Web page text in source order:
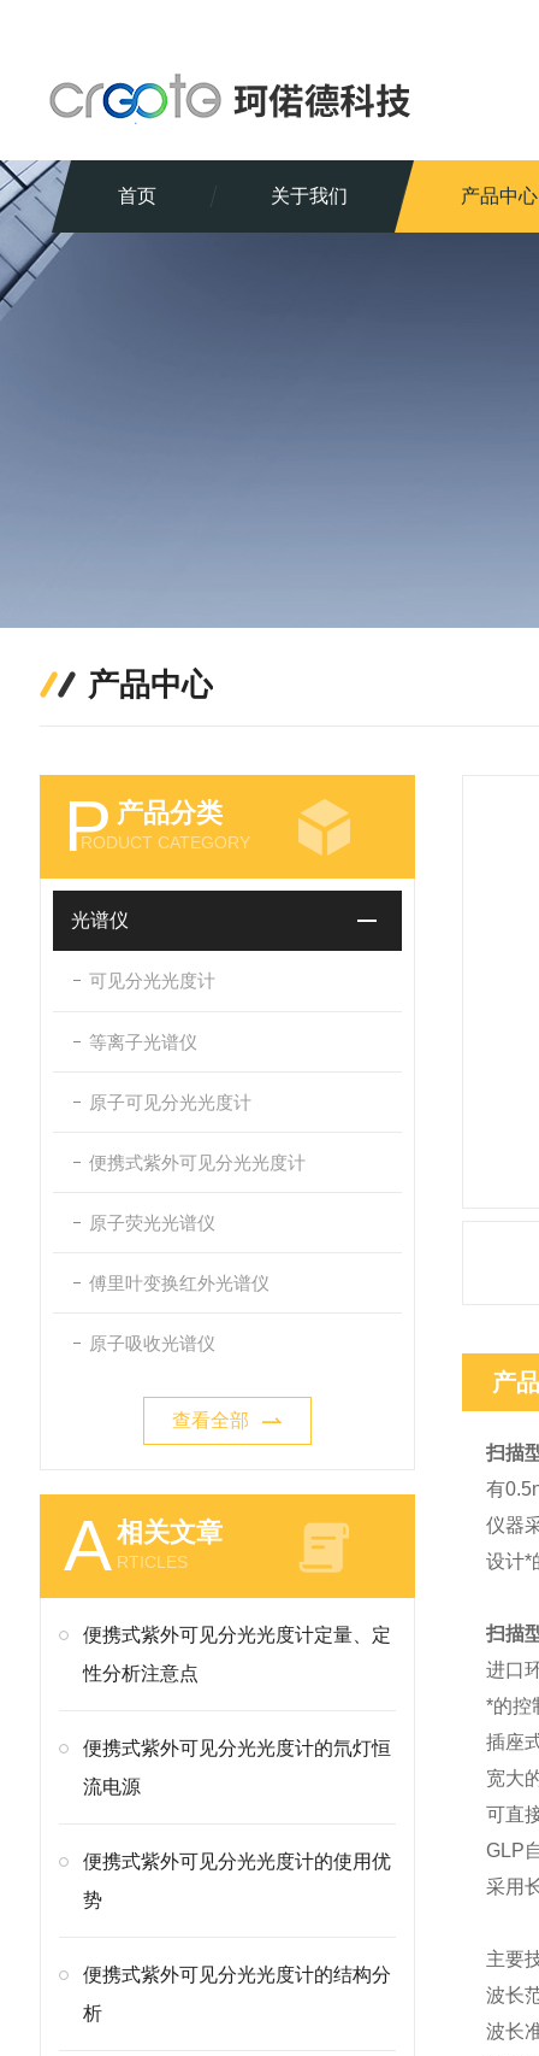
首页 关于我们 产品中心
产品中心
P 产品分类
RODUCT CATEGORY
光谱仪
可见分光光度计
等离子光谱仪
原子可见分光光度计
便携式紫外可见分光光度计
原子荧光光谱仪
傅里叶变换红外光谱仪
原子吸收光谱仪
查看全部
A相关文章
RTICLES
便携式紫外可见分光光度计定量、定
性分析注意点
便携式紫外可见分光光度计的氘灯恒
流电源
便携式紫外可见分光光度计的使用优
势
便携式紫外可见分光光度计的结构分
析
产
扫描
有
仪器
设计*
扫描
进口
*的控
插座
宽大
可直
GLP
采用
主要
波长
波长